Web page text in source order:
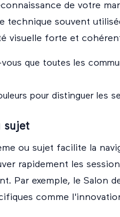
de votre
technique souvent
visuelle forte et
vous que toutes les
pour distinguer les
sujet
ou sujet facilite la
rapidement les
Par exemple, le Salon
comme